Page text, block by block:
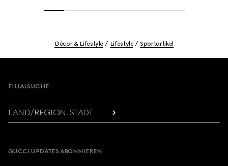
Décor & Lifestyle Lifestyle Sportartikel
FILIALSUCHE
LAND/REGION, STADT
GUCCI UPDATES ABONNIEREN